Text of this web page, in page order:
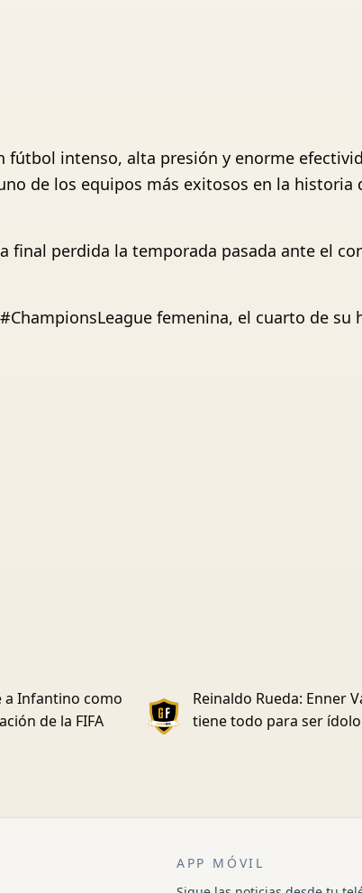
fútbol intenso, alta presión y enorme
de los equipos más exitosos en la historia
final perdida la temporada pasada ante el
femenina, el cuarto de su
a Infantino como
de la FIFA
Reinaldo Rueda: Enner
tiene todo para ser ídolo
APP MÓVIL